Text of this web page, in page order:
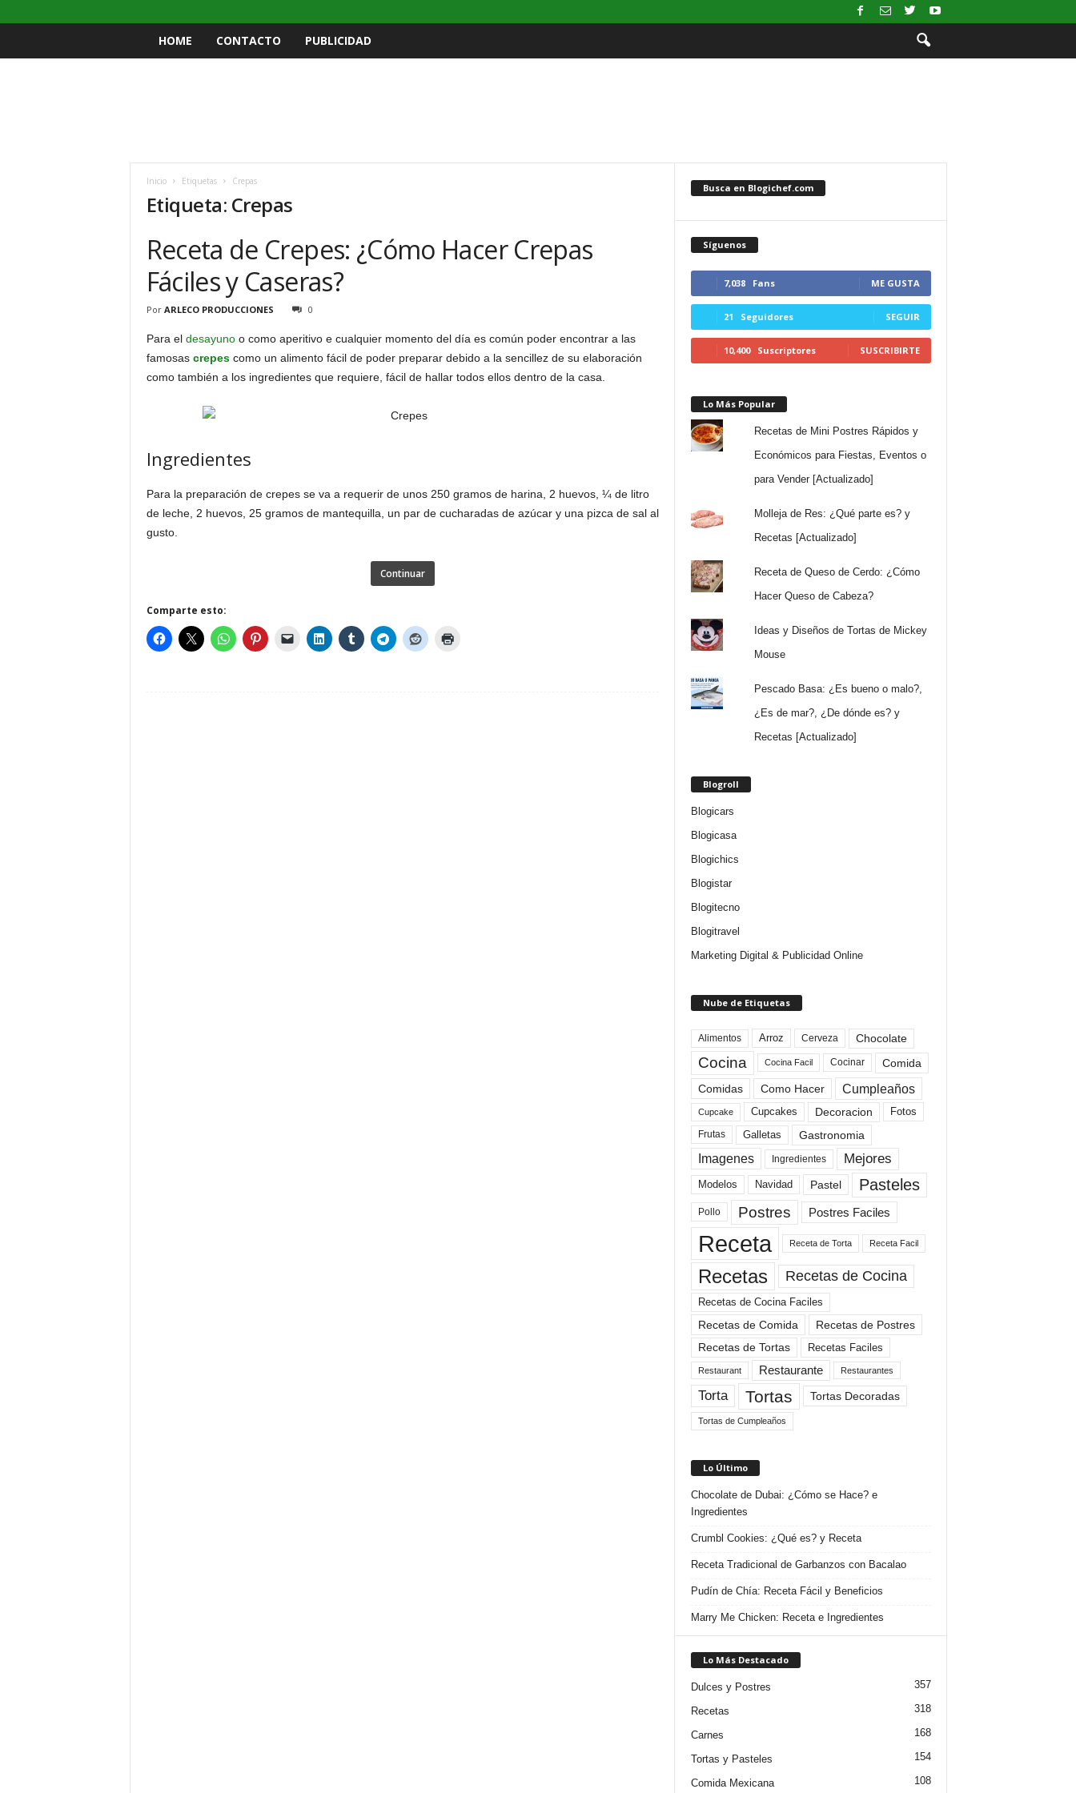
HOME CONTACTO PUBLICIDAD
Inicio Etiquetas Crepas
Etiqueta: Crepas
Receta de Crepes: ¿Cómo Hacer Crepas
Fáciles y Caseras?
Por ARLECO PRODUCCIONES 0
Para el desayunoo como aperitivo e cualquier momento del día es común poder encontrar a las
famosas crepescomo un alimento fácil de poder preparar debido a la sencillez de su elaboración
como también a los ingredientes que requiere, fácil de hallar todos ellos dentro de la casa.
Ingredientes
Para la preparación de crepes se va a requerir de unos 250 gramos de harina, 2 huevos, ¼ de litro
de leche, 2 huevos, 25 gramos de mantequilla, un par de cucharadas de azúcar y una pizca de sal al
gusto.
Continuar
Comparte esto:
Busca en Blogichef.com
Síguenos
7,038 Fans ME GUSTA
21 Seguidores SEGUIR
10,400 Suscriptores SUSCRIBIRTE
Lo Más Popular
Recetas de Mini Postres Rápidos y
Económicos para Fiestas, Eventos o
para Vender [Actualizado]
Molleja de Res: ¿Qué parte es? y
Recetas [Actualizado]
Receta de Queso de Cerdo: ¿Cómo
Hacer Queso de Cabeza?
Ideas y Diseños de Tortas de Mickey
Mouse
Pescado Basa: ¿Es bueno o malo?,
¿Es de mar?, ¿De dónde es? y
Recetas [Actualizado]
Blogroll
Blogicars
Blogicasa
Blogichics
Blogistar
Blogitecno
Blogitravel
Marketing Digital & Publicidad Online
Nube de Etiquetas
Alimentos Arroz Cerveza Chocolate
Cocina Cocina Facil Cocinar
Comida
Comidas
Como Hacer Cumpleaños
Cupcake Cupcakes Decoracion Fotos
Frutas Galletas Gastronomia
Imagenes Ingredientes Mejores
Modelos Navidad Pastel Pasteles
Pollo Postres Postres Faciles
Receta Receta de Torta Receta Facil
Recetas Recetas de Cocina
Recetas de Cocina Faciles
Recetas de Comida
Recetas de Postres
Recetas de Tortas
Recetas Faciles
Restaurant Restaurante Restaurantes
Torta Tortas Tortas Decoradas
Tortas de Cumpleaños
Lo Último
Chocolate de Dubai: ¿Cómo se Hace? e
Ingredientes
Crumbl Cookies: ¿Qué es? y Receta
Receta Tradicional de Garbanzos con Bacalao
Pudín de Chía: Receta Fácil y Beneficios
Marry Me Chicken: Receta e Ingredientes
Lo Más Destacado
Dulces y Postres 357
Recetas 318
Carnes 168
Tortas y Pasteles 154
Comida Mexicana 108